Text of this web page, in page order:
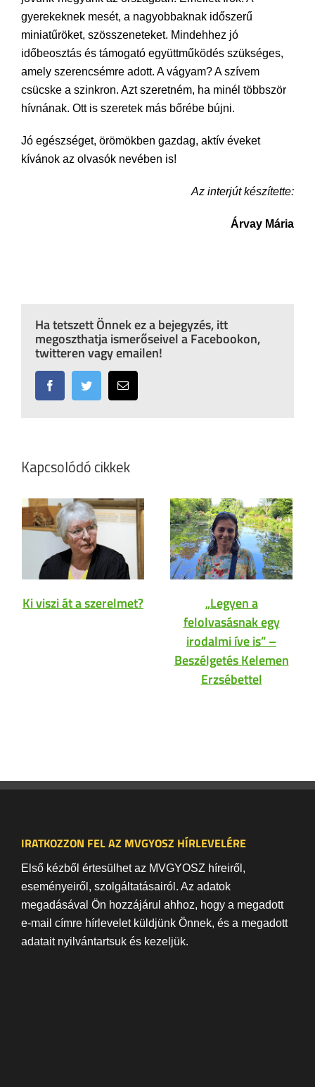
gyerekeknek mesét, a nagyobbaknak időszerű
miniatűröket, szösszeneteket. Mindehhez jó
időbeosztás és támogató együttműködés szükséges,
amely szerencsémre adott. A vágyam? A szívem
csücske a szinkron. Azt szeretném, ha minél többször
hívnának. Ott is szeretek más bőrébe bújni.
Jó egészséget, örömökben gazdag, aktív éveket
kívánok az olvasók nevében is!
Az interjút készítette:
Árvay Mária
Ha tetszett Önnek ez a bejegyzés, itt
megoszthatja ismerőseivel a Facebookon,
twitteren vagy emailen!
FacebookTwitter Email:
Kapcsolódó cikkek
Ki viszi át a szerelmet?
„Legyen a
felolvasásnak egy
irodalmi íve is” –
Beszélgetés Kelemen
Erzsébettel
IRATKOZZON FEL AZ MVGYOSZ HÍRLEVELÉRE
Első kézből értesülhet az MVGYOSZ híreiről,
eseményeiről, szolgáltatásairól. Az adatok
megadásával Ön hozzájárul ahhoz, hogy a megadott
e-mail címre hírlevelet küldjünk Önnek, és a megadott
adatait nyilvántartsuk és kezeljük.